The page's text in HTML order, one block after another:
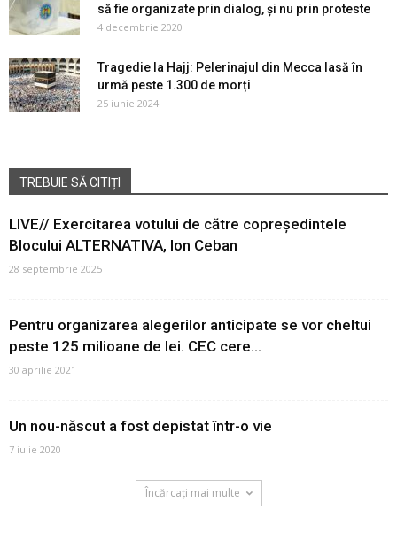
să fie organizate prin dialog, și nu prin proteste
4 decembrie 2020
Tragedie la Hajj: Pelerinajul din Mecca lasă în
urmă peste 1.300 de morți
25 iunie 2024
TREBUIE SĂ CITIȚI
LIVE// Exercitarea votului de către copreședintele
Blocului ALTERNATIVA, Ion Ceban
28 septembrie 2025
Pentru organizarea alegerilor anticipate se vor cheltui
peste 125 milioane de lei. CEC cere...
30 aprilie 2021
Un nou-născut a fost depistat într-o vie
7 iulie 2020
Încărcați mai multe